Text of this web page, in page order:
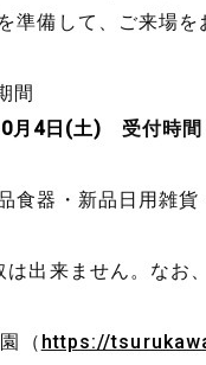
準備して、ご来場を
間
月4日(土) 受付時
食器・新品日用雑
出来ません。なお
（ https://